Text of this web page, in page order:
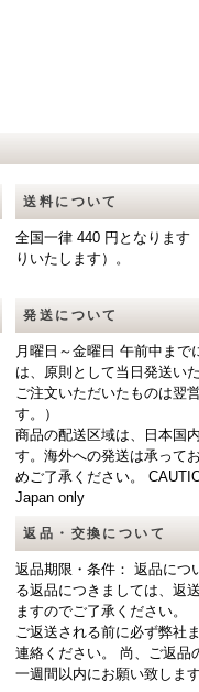
送料について
全国一律 440 円となります
りいたします）。
発送について
月曜日～金曜日 午前中まで
は、原則として当日発送い
ご注文いただいたものは翌
す。）
商品の配送区域は、日本国
す。海外への発送は承って
めご了承ください。
Japan only
返品・交換について
返品期限・条件： 返品につ
る返品につきましては、返
ますのでご了承ください。
ご返送される前に必ず弊社
連絡ください。 尚、ご返品
一週間以内にお願い致します